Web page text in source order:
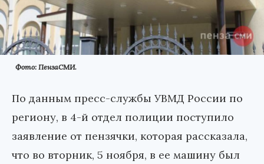
Фото: ПензаСМИ.
По данным пресс-службы УВМД России по
региону, в 4-й отдел полиции поступило
заявление от пензячки, которая рассказала,
что во вторник, 5 ноября, в ее машину был